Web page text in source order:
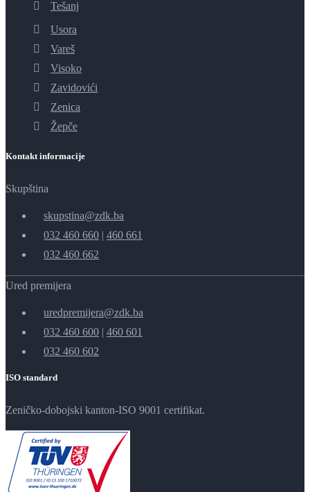
Tešanj
Usora
Vareš
Visoko
Zavidovići
Zenica
Žepče
Kontakt informacije
Skupština
skupstina@zdk.ba
032 460 660 | 460 661
032 460 662
Ured premijera
uredpremijera@zdk.ba
032 460 600 | 460 601
032 460 602
ISO standard
Zeničko-dobojski kanton-ISO 9001 certifikat.